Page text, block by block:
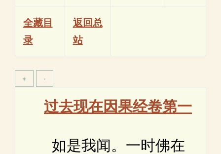
全藏目
录
返回总
站
过去现在因果经卷第一
如是我闻。一时佛在